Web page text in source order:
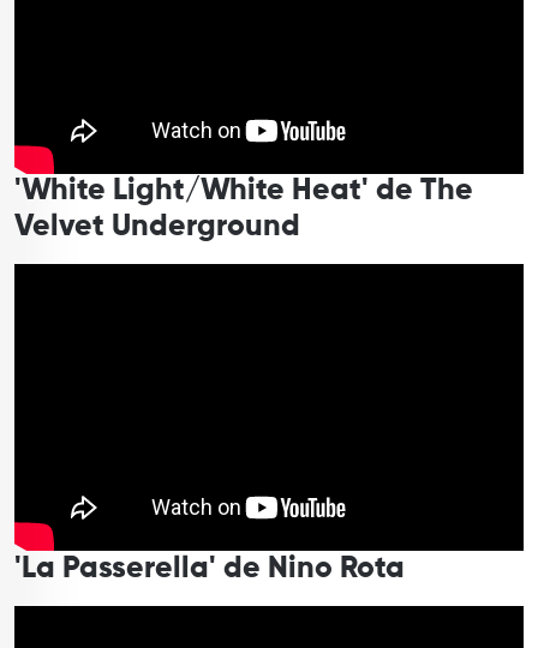
'White Light/White Heat' de The
Velvet Underground
'La Passerella' de Nino Rota